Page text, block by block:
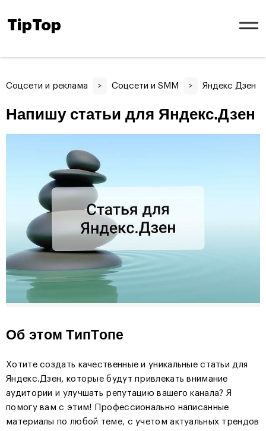
TipTop
Соцсети и реклама > Соцсети и SMM > Яндекс Дзен
Напишу статьи для Яндекс.Дзен
Об этом ТипТопе
Хотите создать качественные и уникальные статьи для
Яндекс.Дзен, которые будут привлекать внимание
аудитории и улучшать репутацию вашего канала? Я
помогу вам с этим! Профессионально написанные
материалы по любой теме, с учетом актуальных трендов